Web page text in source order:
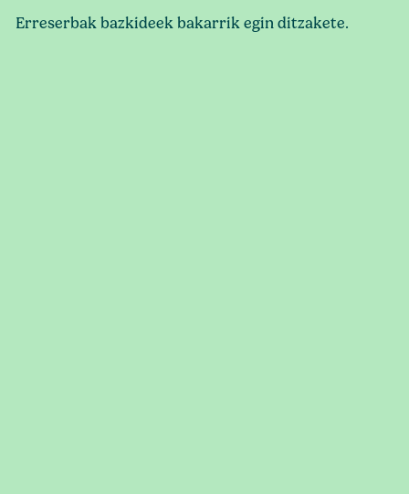
Erreserbak bazkideek bakarrik egin ditzakete.